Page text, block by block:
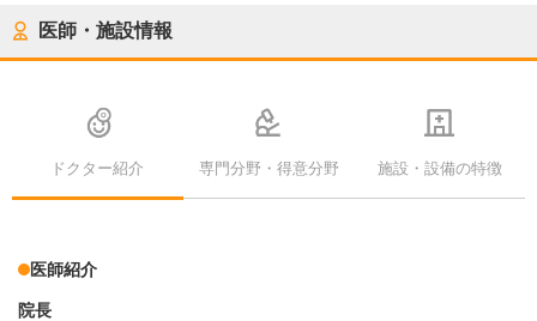
医師・施設情報
ドクター紹介 専門分野・得意分野 施設・設備の特徴
医師紹介
院長